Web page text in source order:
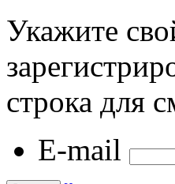
Укажите
строка для
E-mail